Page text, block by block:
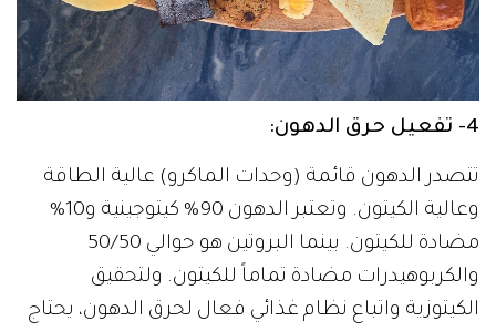
4- تفعيل حرق الدهون:
تتصدر الدهون قائمة (وحدات الماكرو) عالية الطاقة
وعالية الكيتون. وتعتبر الدهون 90% كيتوجينية و10%
مضادة للكيتون. بينما البروتين هو حوالي 50/50
والكربوهيدرات مضادة تماماً للكيتون. ولتحقيق
الكيتوزية واتباع نظام غذائي فعال لحرق الدهون، يحتاج